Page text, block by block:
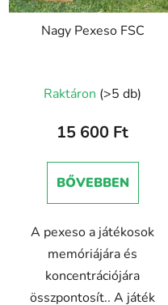
Nagy Pexeso FSC
termék
átlagos
5-
ből
csillag.
Raktáron (>5 db)
15 600 Ft
BŐVEBBEN
A pexeso a játékosok
memóriájára és
koncentrációjára
összpontosít.. A játék